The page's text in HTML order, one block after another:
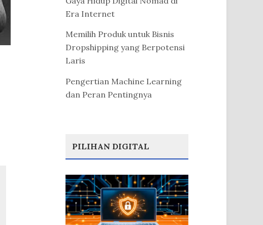
Era Internet
Memilih Produk untuk Bisnis
Dropshipping yang Berpotensi
Laris
Pengertian Machine Learning
dan Peran Pentingnya
PILIHAN DIGITAL